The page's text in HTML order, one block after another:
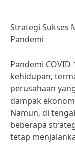
Strategi Sukses
Pandemi
Pandemi
kehidupan,
perusahaan
dampak
Namun, di
beberapa
tetap